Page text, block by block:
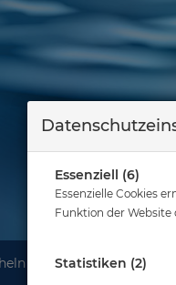
Wassersport
Essenziell (6)
Essenzielle Cookies
Funktion der
Statistiken (2)